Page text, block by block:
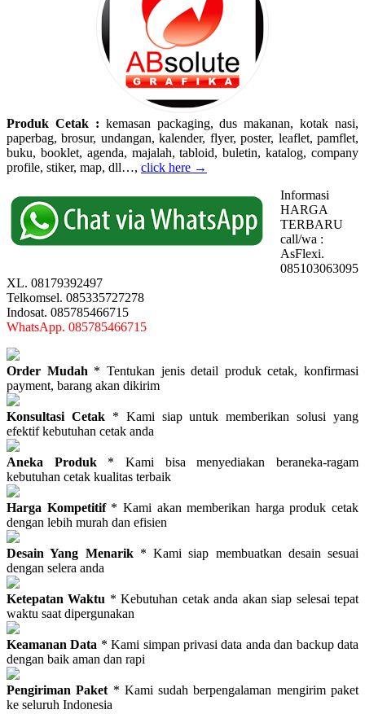
Produk Cetak : kemasan packaging, dus makanan, kotak nasi,
paperbag, brosur, undangan, kalender, flyer, poster, leaflet, pamflet,
buku, booklet, agenda, majalah, tabloid, buletin, katalog, company
profile, stiker, map, dll…, click here →
Informasi
HARGA
TERBARU
call/wa :
AsFlexi.
085103063095
XL. 08179392497
Telkomsel. 085335727278
Indosat. 085785466715
WhatsApp. 085785466715
Order Mudah * Tentukan jenis detail produk cetak, konfirmasi
payment, barang akan dikirim
Konsultasi Cetak* Kami siap untuk memberikan solusi yang
efektif kebutuhan cetak anda
Aneka Produk * Kami bisa menyediakan beraneka-ragam
kebutuhan cetak kualitas terbaik
Harga Kompetitif* Kami akan memberikan harga produk cetak
dengan lebih murah dan efisien
Desain Yang Menarik* Kami siap membuatkan desain sesuai
dengan selera anda
Ketepatan Waktu * Kebutuhan cetak anda akan siap selesai tepat
waktu saat dipergunakan
Keamanan Data * Kami simpan privasi data anda dan backup data
dengan baik aman dan rapi
Pengiriman Paket * Kami sudah berpengalaman mengirim paket
ke seluruh Indonesia